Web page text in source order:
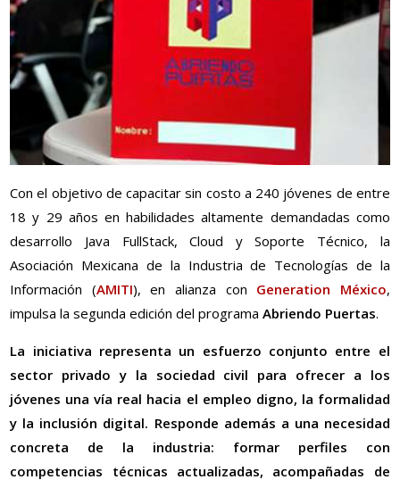
Con el objetivo de capacitar sin costo a 240 jóvenes de entre
18 y 29 años en habilidades altamente demandadas como
desarrollo Java FullStack, Cloud y Soporte Técnico, la
Asociación Mexicana de la Industria de Tecnologías de la
Información (AMITI), en alianza con Generation México,
impulsa la segunda edición del programaAbriendo Puertas.
La iniciativa representa un esfuerzo conjunto entre el
sector privado y la sociedad civil para ofrecer a los
jóvenes una vía real hacia el empleo digno, la formalidad
y la inclusión digital. Responde además a una necesidad
concreta de la industria: formar perfiles con
competencias técnicas actualizadas, acompañadas de